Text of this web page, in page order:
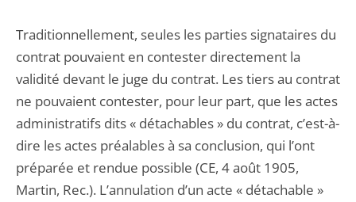
Traditionnellement, seules les parties signataires du
contrat pouvaient en contester directement la
validité devant le juge du contrat. Les tiers au contrat
ne pouvaient contester, pour leur part, que les actes
administratifs dits « détachables » du contrat, c’est-à-
dire les actes préalables à sa conclusion, qui l’ont
préparée et rendue possible (CE, 4 août 1905,
Martin, Rec.). L’annulation d’un acte « détachable »